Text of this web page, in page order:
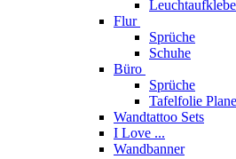
Flur
Sprüche
Schuhe
Büro
Sprüche
Tafelfolie
Wandtattoo Sets
I Love ...
Wandbanner